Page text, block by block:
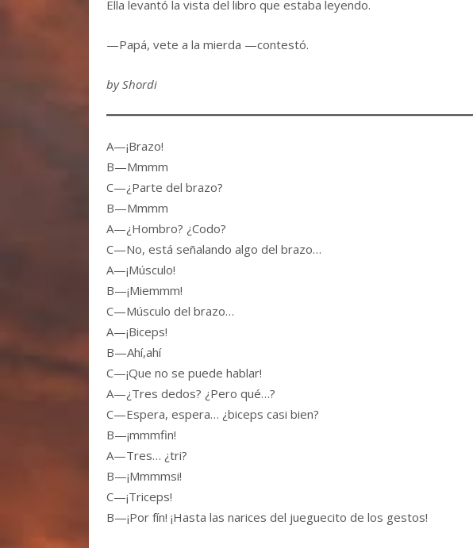
Ella levantó la vista del libro que estaba leyendo.
—Papá, vete a la mierda —contestó.
by Shordi
A—¡Brazo!
B—Mmmm
C—¿Parte del brazo?
B—Mmmm
A—¿Hombro? ¿Codo?
C—No, está señalando algo del brazo…
A—¡Músculo!
B—¡Miemmm!
C—Músculo del brazo…
A—¡Biceps!
B—Ahí,ahí
C—¡Que no se puede hablar!
A—¿Tres dedos? ¿Pero qué…?
C—Espera, espera… ¿biceps casi bien?
B—¡mmmfin!
A—Tres… ¿tri?
B—¡Mmmmsi!
C—¡Triceps!
B—¡Por fín! ¡Hasta las narices del jueguecito de los gestos!